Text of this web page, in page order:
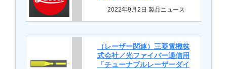
2022年9月2日 製品ニュース
（レーザー関連）三菱電機株
式会社／光ファイバー通信用
「チューナブルレーザーダイ